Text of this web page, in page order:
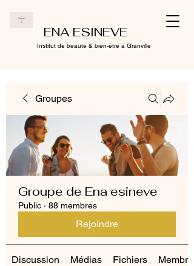
ENA ESINEVE
Institut de beauté & bien-être à Granville
Groupes
Groupe de Ena esineve
Public · 88 membres
Rejoindre
Discussion Médias Fichiers Membres